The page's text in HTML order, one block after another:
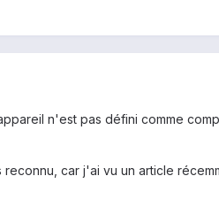
n'est pas défini comme
car j'ai vu un article